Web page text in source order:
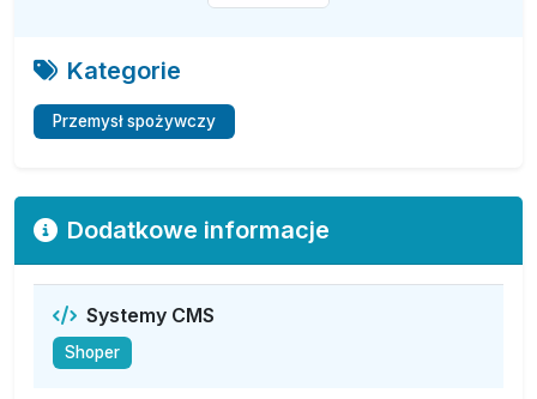
Kategorie
Przemysł spożywczy
Dodatkowe informacje
Systemy CMS
Shoper